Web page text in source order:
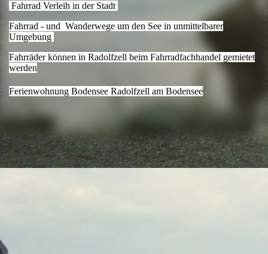
Fahrrad Verleih in der Stadt
Fahrrad - und Wanderwege um den See in unmittelbarer
Umgebung
Fahrräder können in Radolfzell beim Fahrradfachhandel gemietet
werden
Ferienwohnung Bodensee Radolfzell am Bodensee